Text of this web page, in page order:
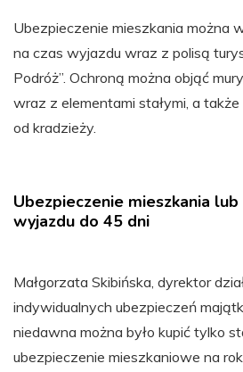
Ubezpieczenie mieszkania można
na czas wyjazdu wraz z polisą
Podróż”. Ochroną można objąć
wraz z elementami stałymi, a
od kradzieży.
Ubezpieczenie mieszkania
wyjazdu do 45 dni
Małgorzata Skibińska, dyrektor
indywidualnych ubezpieczeń
niedawna można było kupić tylko
ubezpieczenie mieszkaniowe na rok